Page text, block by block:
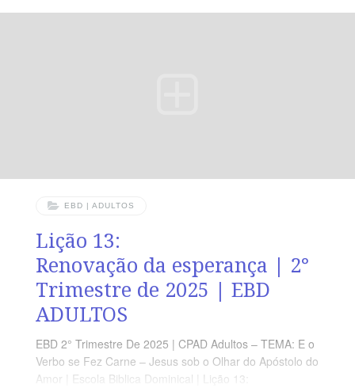
EBD | ADULTOS
Lição 13:
Renovação da esperança | 2°
Trimestre de 2025 | EBD
ADULTOS
EBD 2° Trimestre De 2025 | CPAD Adultos – TEMA: E o
Verbo se Fez Carne – Jesus sob o Olhar do Apóstolo do
Amor | Escola Biblica Dominical | Lição 13: